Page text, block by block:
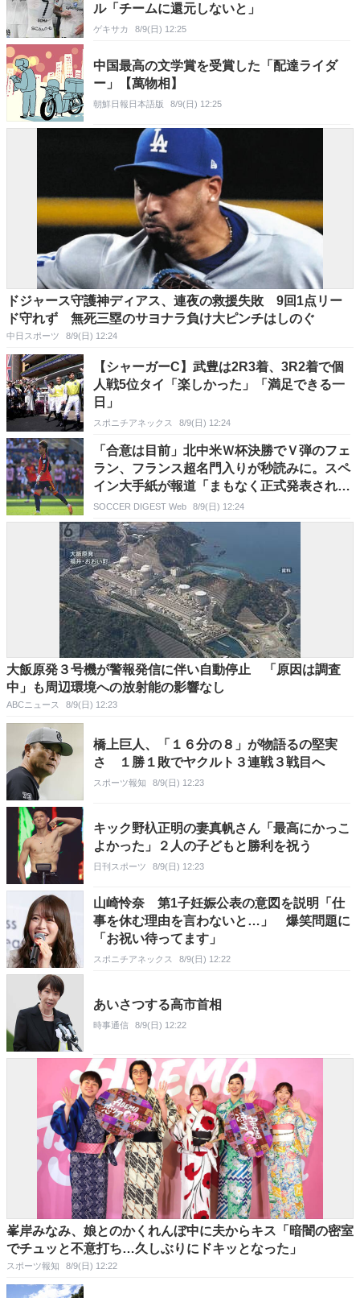
ル「チームに還元しないと」
ゲキサカ 8/9(日) 12:25
中国最高の文学賞を受賞した「配達ライダ
ー」【萬物相】
朝鮮日報日本語版 8/9(日) 12:25
ドジャース守護神ディアス、連夜の救援失敗 9回1点リー
ド守れず 無死三塁のサヨナラ負け大ピンチはしのぐ
中日スポーツ 8/9(日) 12:24
【シャーガーC】武豊は2R3着、3R2着で個
人戦5位タイ「楽しかった」「満足できる一
日」
スポニチアネックス 8/9(日) 12:24
「合意は目前」北中米Ｗ杯決勝でＶ弾のフェ
ラン、フランス超名門入りが秒読みに。スペ
イン大手紙が報道「まもなく正式発表され
る」
SOCCER DIGEST Web 8/9(日) 12:24
大飯原発３号機が警報発信に伴い自動停止 「原因は調査
中」も周辺環境への放射能の影響なし
ABCニュース 8/9(日) 12:23
橋上巨人、「１６分の８」が物語るの堅実
さ １勝１敗でヤクルト３連戦３戦目へ
スポーツ報知 8/9(日) 12:23
キック野杁正明の妻真帆さん「最高にかっこ
よかった」２人の子どもと勝利を祝う
日刊スポーツ 8/9(日) 12:23
山崎怜奈 第1子妊娠公表の意図を説明「仕
事を休む理由を言わないと…」 爆笑問題に
「お祝い待ってます」
スポニチアネックス 8/9(日) 12:22
あいさつする高市首相
時事通信 8/9(日) 12:22
峯岸みなみ、娘とのかくれんぼ中に夫からキス「暗闇の密室
でチュッと不意打ち…久しぶりにドキッとなった」
スポーツ報知 8/9(日) 12:22